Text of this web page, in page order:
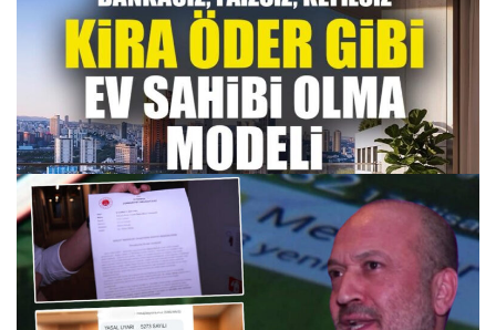
DAP Yapı’dan bir ilk! Emlak Konut güvencesi Dap
vizyonuyla kendi kendini ödeyen ev modeli
27.07.2026 09:16